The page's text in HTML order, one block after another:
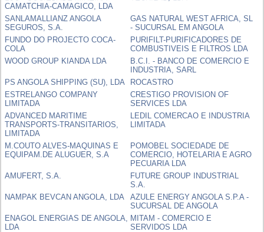
CAMATCHIA-CAMAGICO, LDA
SANLAMALLIANZ ANGOLA
SEGUROS, S.A.
GAS NATURAL WEST AFRICA, SL
- SUCURSAL EM ANGOLA
FUNDO DO PROJECTO COCA-
COLA
PURIFILT-PURIFICADORES DE
COMBUSTIVEIS E FILTROS LDA
WOOD GROUP KIANDA LDA
B.C.I. - BANCO DE COMERCIO E
INDUSTRIA, SARL
PS ANGOLA SHIPPING (SU), LDA
ROCASTRO
ESTRELANGO COMPANY
LIMITADA
CRESTIGO PROVISION OF
SERVICES LDA
ADVANCED MARITIME
TRANSPORTS-TRANSITARIOS,
LIMITADA
LEDIL COMERCAO E INDUSTRIA
LIMITADA
M.COUTO ALVES-MAQUINAS E
EQUIPAM.DE ALUGUER, S.A
POMOBEL SOCIEDADE DE
COMERCIO, HOTELARIA E AGRO
PECUARIA LDA
AMUFERT, S.A.
FUTURE GROUP INDUSTRIAL
S.A.
NAMPAK BEVCAN ANGOLA, LDA
AZULE ENERGY ANGOLA S.P.A -
SUCURSAL DE ANGOLA
ENAGOL ENERGIAS DE ANGOLA,
LDA
MITAM - COMERCIO E
SERVIDOS LDA